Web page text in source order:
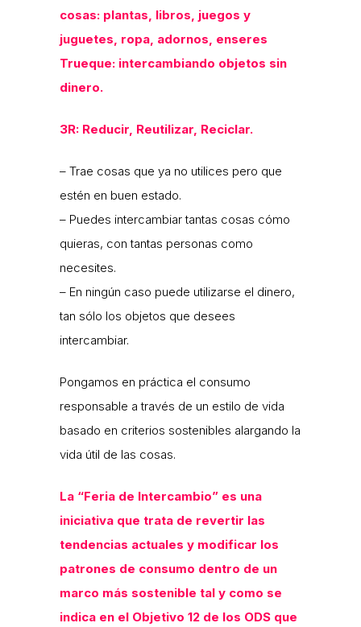
cosas: plantas, libros, juegos y
juguetes, ropa, adornos, enseres
Trueque: intercambiando objetos sin
dinero.
3R: Reducir, Reutilizar, Reciclar.
– Trae cosas que ya no utilices pero que
estén en buen estado.
– Puedes intercambiar tantas cosas cómo
quieras, con tantas personas como
necesites.
– En ningún caso puede utilizarse el dinero,
tan sólo los objetos que desees
intercambiar.
Pongamos en práctica el consumo
responsable a través de un estilo de vida
basado en criterios sostenibles alargando la
vida útil de las cosas.
La “Feria de Intercambio” es una
iniciativa que trata de revertir las
tendencias actuales y modificar los
patrones de consumo dentro de un
marco más sostenible tal y como se
indica en el Objetivo 12 de los ODS que